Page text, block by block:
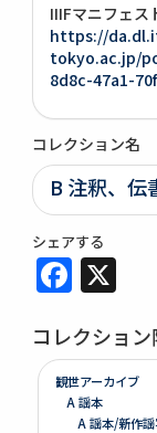
IIIFマニフェス
https://
tokyo.ac.jp/
8d8c-47a1-
コレクション名
B 注釈、
シェアする
コレクション
観世アーカイブ
A 謡本
A 謡本/新作